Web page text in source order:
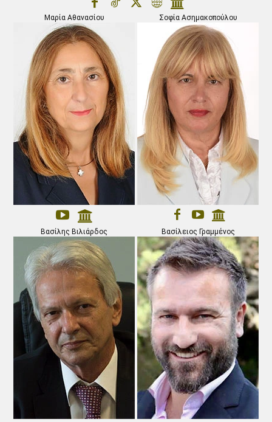
Μαρία Αθανασίου Σοφία Ασημακοπούλου
Βασίλης Βιλιάρδος Βασίλειος Γραμμένος